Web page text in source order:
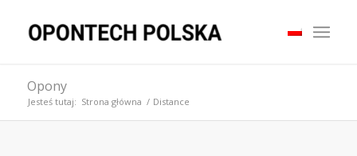
Opony
Jesteś tutaj: Strona główna / Distance